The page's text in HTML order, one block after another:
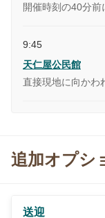
開催時刻の40分
9:45
天仁屋公民館
直接現地に向かわ
追加オプシ
送迎